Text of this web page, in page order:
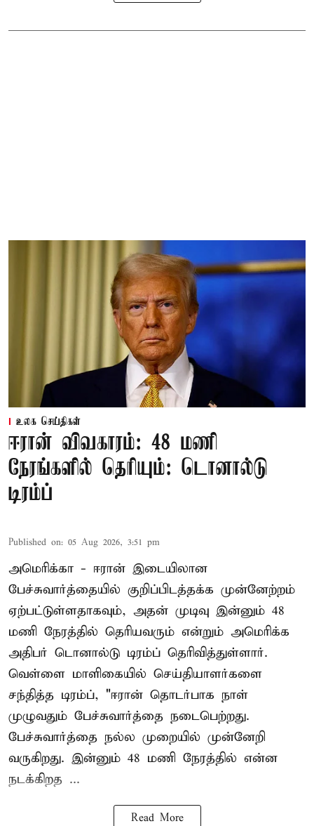
உலக செய்திகள்
ஈரான் விவகாரம்: 48 மணி
நேரங்களில் தெரியும்: டொனால்டு
டிரம்ப்
Published on: 05 Aug 2026, 3:51 pm
அமெரிக்கா - ஈரான் இடையிலான
பேச்சுவார்த்தையில் குறிப்பிடத்தக்க முன்னேற்றம்
ஏற்பட்டுள்ளதாகவும், அதன் முடிவு இன்னும் 48
மணி நேரத்தில் தெரியவரும் என்றும் அமெரிக்க
அதிபர் டொனால்டு டிரம்ப் தெரிவித்துள்ளார்.
வெள்ளை மாளிகையில் செய்தியாளர்களை
சந்தித்த டிரம்ப், "ஈரான் தொடர்பாக நாள்
முழுவதும் பேச்சுவார்த்தை நடைபெற்றது.
பேச்சுவார்த்தை நல்ல முறையில் முன்னேறி
வருகிறது. இன்னும் 48 மணி நேரத்தில் என்ன
நடக்கிறத ...
Read More